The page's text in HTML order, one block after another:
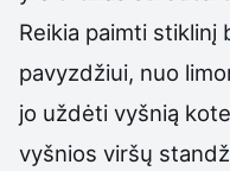
Reikia paimti stiklinį
pavyzdžiui, nuo
jo uždėti vyšnią
vyšnios viršų